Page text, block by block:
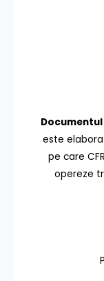
Documentul
este
pe care
opereze